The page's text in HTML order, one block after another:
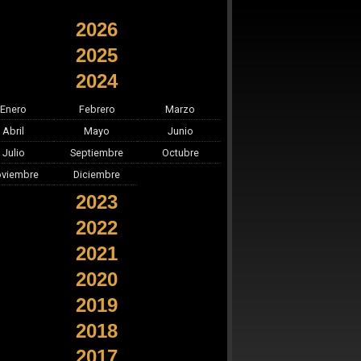
2026
2025
2024
Enero Febrero
Marzo
Abril
Mayo
Junio
Julio
Septiembre
Octubre
Diciembre
2023
2022
2021
2020
2019
2018
2017